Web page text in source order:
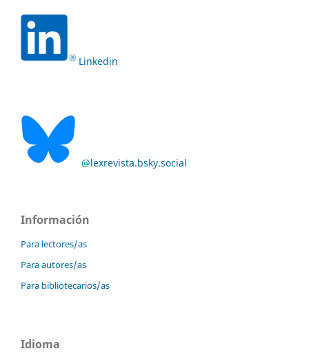
Linkedin
@lexrevista.bsky.social
Información
Para lectores/as
Para autores/as
Para bibliotecarios/as
Idioma